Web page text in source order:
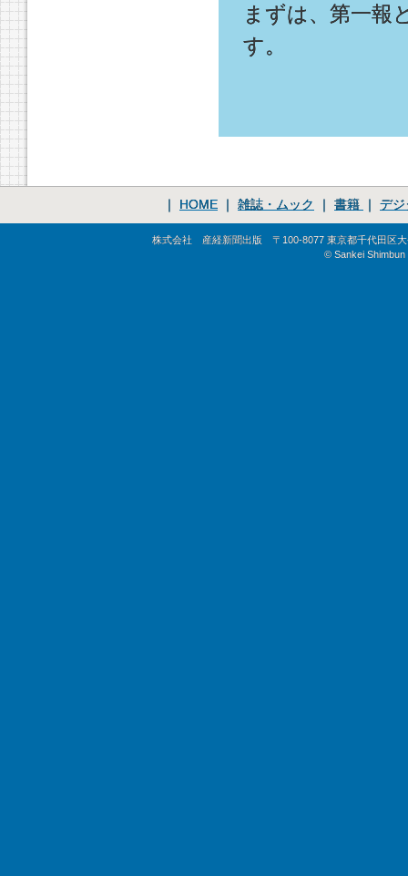
まずは、第一報
す。
｜ HOME ｜ 雑誌・ムック ｜ 書籍 ｜ デ
株式会社 産経新聞出版 〒100-8077 東京都千代田区
© Sankei Shimbun